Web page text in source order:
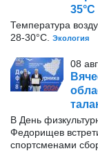
35°С
Температура
28-30°С.
Экология
08
В День
Федорищев
спортсменами